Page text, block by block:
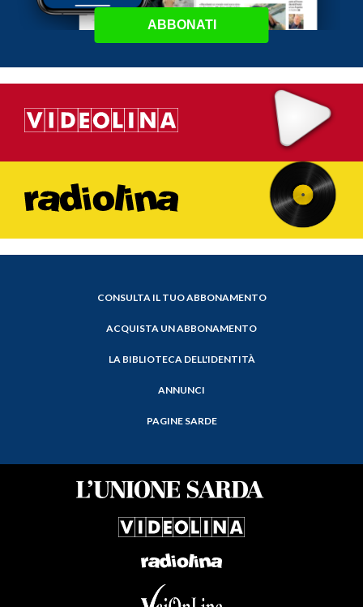
ABBONATI
CONSULTA IL TUO ABBONAMENTO
ACQUISTA UN ABBONAMENTO
LA BIBLIOTECA DELL'IDENTITÀ
ANNUNCI
PAGINE SARDE